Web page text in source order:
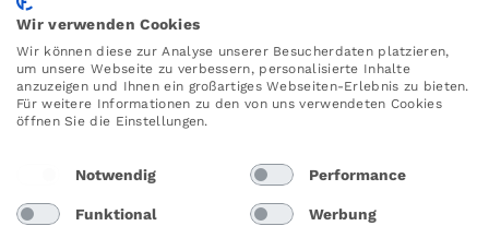
Favoriten
WOO ME
Wir verwenden Cookies
Wir können diese zur Analyse unserer Besucherdaten platzieren,
um unsere Webseite zu verbessern, personalisierte Inhalte
anzuzeigen und Ihnen ein großartiges Webseiten-Erlebnis zu bieten.
Für weitere Informationen zu den von uns verwendeten Cookies
öffnen Sie die Einstellungen.
Notwendig Performance
Funktional Werbung